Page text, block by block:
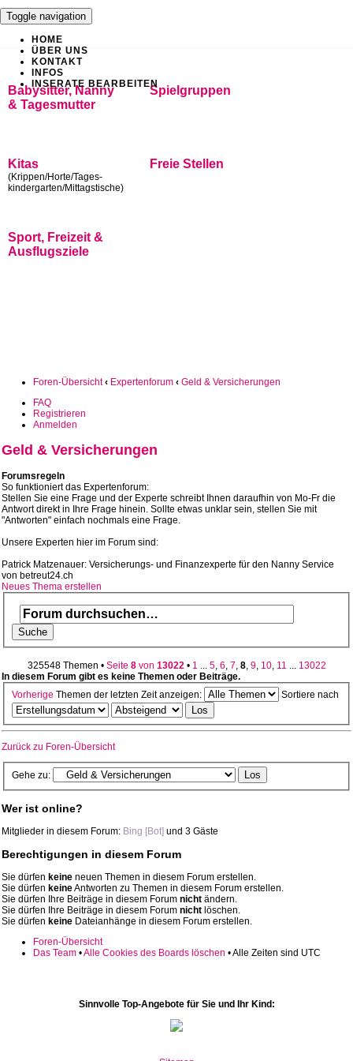
Toggle navigation
HOME
ÜBER UNS
KONTAKT
INFOS
INSERATE BEARBEITEN
Babysitter, Nanny
& Tagesmutter
Spielgruppen
Kitas
(Krippen/Horte/Tages-
kindergarten/Mittagstische)
Freie Stellen
Sport, Freizeit &
Ausflugsziele
Foren-Übersicht ‹ Expertenforum ‹ Geld & Versicherungen
FAQ
Registrieren
Anmelden
Geld & Versicherungen
Forumsregeln
So funktioniert das Expertenforum:
Stellen Sie eine Frage und der Experte schreibt Ihnen daraufhin von Mo-Fr die
Antwort direkt in Ihre Frage hinein. Sollte etwas unklar sein, stellen Sie mit
"Antworten" einfach nochmals eine Frage.
Unsere Experten hier im Forum sind:
Patrick Matzenauer: Versicherungs- und Finanzexperte für den Nanny Service
von betreut24.ch
Neues Thema erstellen
325548 Themen • Seite 8von 13022 • 1 5, 6 7 8, 9, 10, 11
13022
In diesem Forum gibt es keine Themen oder Beiträge.
Vorherige Themen der letzten Zeit anzeigen: Sortiere nach
Zurück zu Foren-Übersicht
Gehe zu:
Wer ist online?
Mitglieder in diesem Forum: Bing [Bot] und 3 Gäste
Berechtigungen in diesem Forum
Sie dürfen keine neuen Themen in diesem Forum erstellen.
Sie dürfen keineAntworten zu Themen in diesem Forum erstellen.
Sie dürfen Ihre Beiträge in diesem Forum nicht ändern.
Sie dürfen Ihre Beiträge in diesem Forum nicht löschen.
Sie dürfen keine Dateianhänge in diesem Forum erstellen.
Foren-Übersicht
Das Team •Alle Cookies des Boards löschen • Alle Zeiten sind UTC
Sinnvolle Top-Angebote für Sie und Ihr Kind: